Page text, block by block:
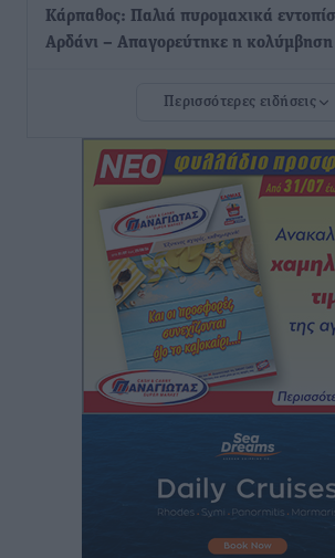
Κάρπαθος: Παλιά πυρομαχικά
Αρδάνι – Απαγορεύτηκε η κολύμβηση
εφησυχασμού» – Σε πλήρη
Ειδήσεις• πριν 7 ώρες
Καιρός: Επιμένουν οι υψηλές
μελτέμια έως 9 μποφόρ, σε «Red
Τοπικές Ειδήσεις πριν 8 ώρες
Τα φοιτητικά ενοίκια «τινάζουν στον
οικογενειακούς προϋπολογισμούς
Ειδήσεις• πριν 8 ώρες
Δυνάμεις στη νήσο Ρω
Περισσότερες ειδήσεις